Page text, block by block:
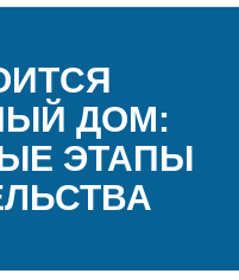
ДОМ:
ЭТАПЫ